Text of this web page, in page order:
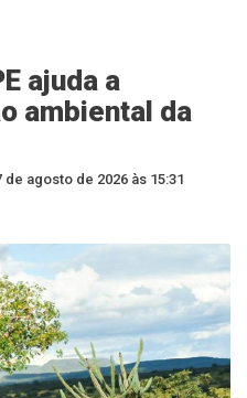
ajuda a
ambiental da
de agosto de 2026 às 15:31